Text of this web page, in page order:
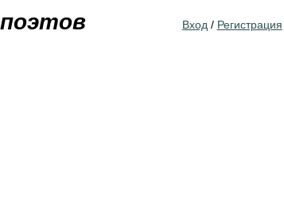
Вход / Регистрация